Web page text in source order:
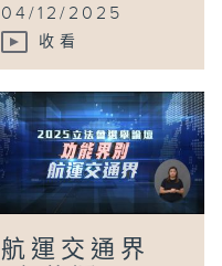
04/12/2025
收看
航運交通界